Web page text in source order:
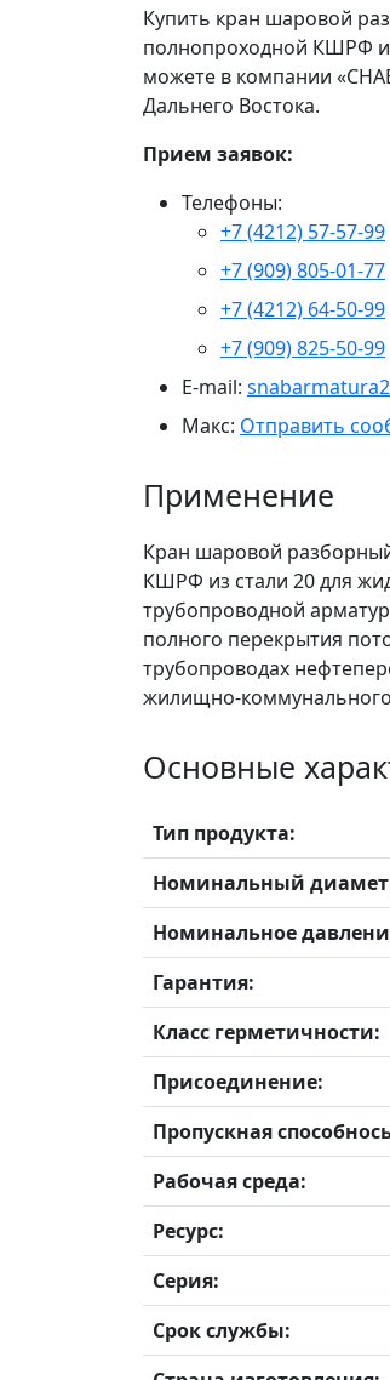
Купить кран шаровой
полнопроходной КШРФ
можете в компании
Дальнего Востока.
Прием заявок:
Телефоны:
+7 (4212) 57-57-99
+7 (909) 805-01-77
+7 (4212) 64-50-99
+7 (909) 825-50-99
E-mail:
Макс: Отправить
Применение
Кран шаровой
КШРФ из стали 20 для
трубопроводной
полного перекрытия
трубопроводах
жилищно-коммунального
Основные
Тип продукта:
Номинальный
Номинальное
Гарантия:
Класс герметичности:
Присоединение:
Пропускная
Рабочая среда:
Ресурс:
Серия:
Срок службы: